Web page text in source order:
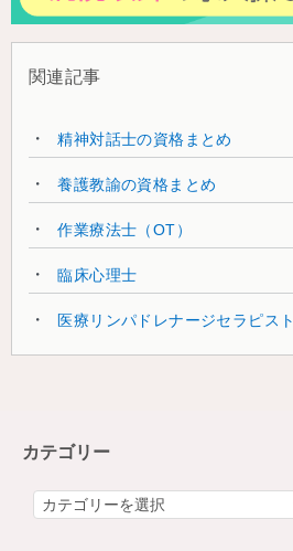
関連記事
精神対話士の資格まとめ
養護教諭の資格まとめ
作業療法士（OT）
臨床心理士
医療リンパドレナージセラピスト
カテゴリー
カ